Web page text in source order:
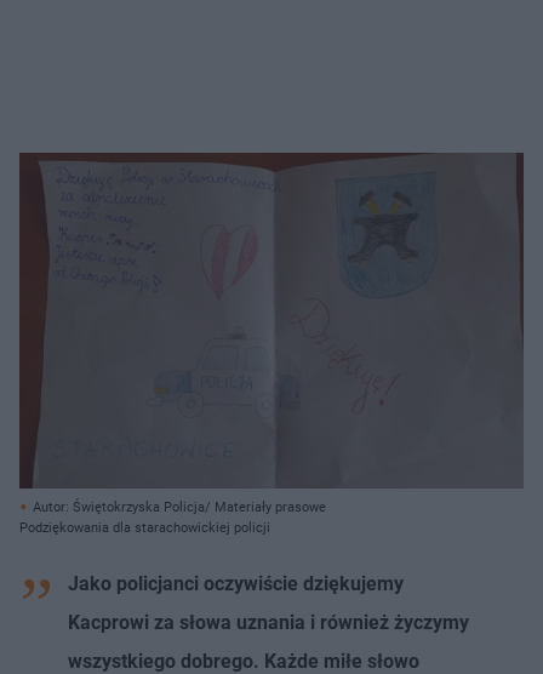
Autor: Świętokrzyska Policja/ Materiały prasowe
Podziękowania dla starachowickiej policji
Jako policjanci oczywiście dziękujemy
Kacprowi za słowa uznania i również życzymy
wszystkiego dobrego. Każde miłe słowo